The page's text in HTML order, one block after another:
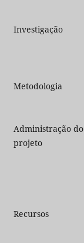
Investigação
Metodologia
Administração do
projeto
Recursos